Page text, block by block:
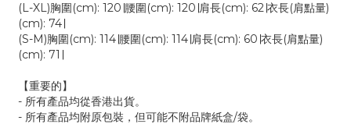
(L-XL)胸圍(cm): 120∣腰圍(cm): 120∣肩長(cm): 62∣衣長(肩點量)
(cm): 74∣
(S-M)胸圍(cm): 114∣腰圍(cm): 114∣肩長(cm): 60∣衣長(肩點量)
(cm): 71∣
【重要的】
- 所有產品均從香港出貨。
- 所有產品均附原包裝，但可能不附品牌紙盒/袋。